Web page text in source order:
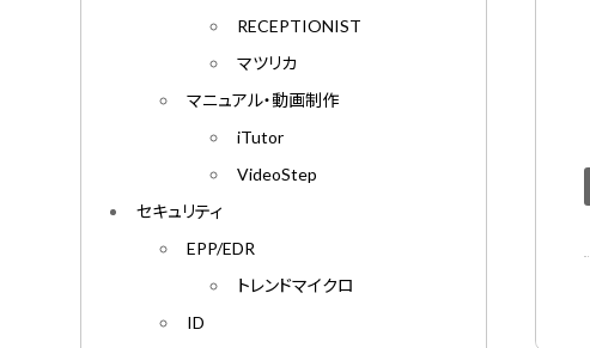
RECEPTIONIST
マツリカ
マニュアル・動画制作
iTutor
VideoStep
セキュリティ
EPP/EDR
トレンドマイクロ
ID